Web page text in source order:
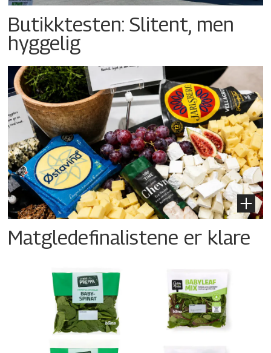
Butikktesten: Slitent, men
hyggelig
Matgledefinalistene er klare